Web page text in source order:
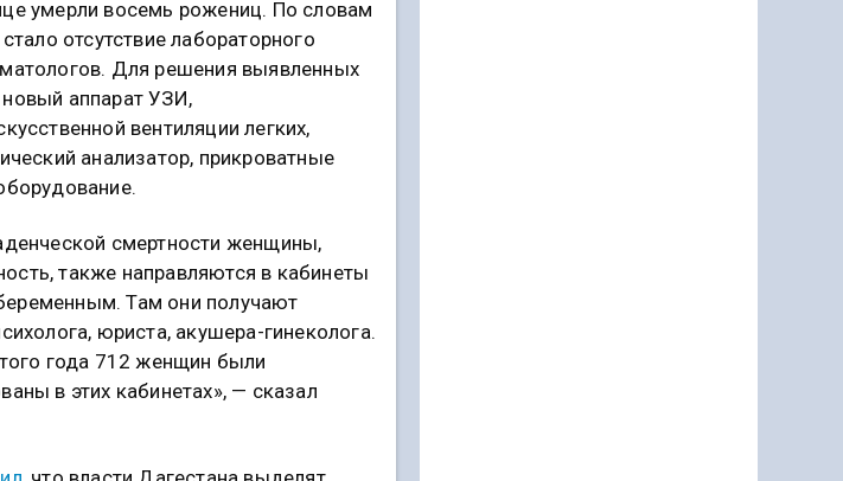
умерли восемь рожениц. По словам
отсутствие лабораторного
Для решения выявленных
аппарат УЗИ,
вентиляции легких,
анализатор, прикроватные
смертности женщины,
также направляются в кабинеты
Там они получают
юриста, акушера-гинеколога.
года 712 женщин были
в этих кабинетах», — сказал